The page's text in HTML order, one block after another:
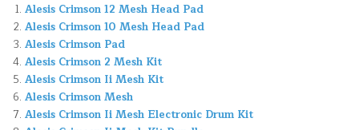
Alesis Crimson 12 Mesh Head Pad
Alesis Crimson 10 Mesh Head Pad
Alesis Crimson Pad
Alesis Crimson 2 Mesh Kit
Alesis Crimson Ii Mesh Kit
Alesis Crimson Mesh
Alesis Crimson Ii Mesh Electronic Drum Kit